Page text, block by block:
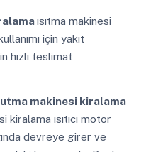
ısıtma makinesi
için yakıt
hızlı teslimat
makinesi kiralama
kiralama ısıtıcı motor
devreye girer ve